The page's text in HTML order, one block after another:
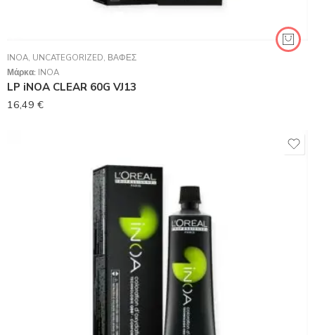
INOA, UNCATEGORIZED, ΒΑΦΈΣ
Μάρκα: INOA
LP iNOA CLEAR 60G VJ13
16,49 €